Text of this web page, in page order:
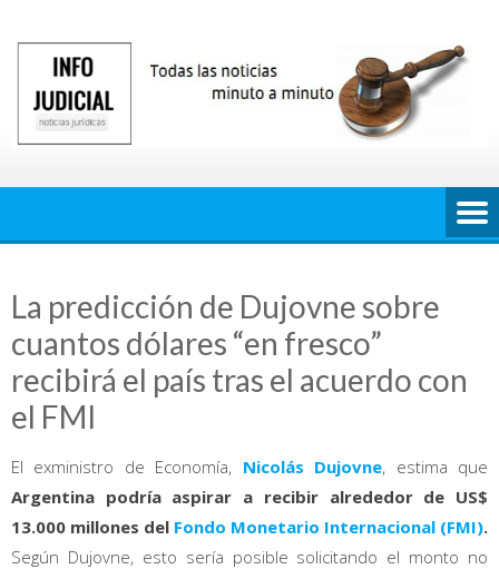
contenido
La predicción de Dujovne sobre
cuantos dólares “en fresco”
recibirá el país tras el acuerdo con
el FMI
El exministro de Economía, Nicolás Dujovne, estima que
Argentina podría aspirar a recibir alrededor de US$
13.000 millones del Fondo Monetario Internacional (FMI).
Según Dujovne, esto sería posible solicitando el monto no